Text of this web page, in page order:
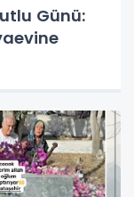
Günü: